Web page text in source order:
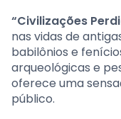
“Civilizações
nas vidas de
babilônios e
arqueológicas e
oferece uma
público.